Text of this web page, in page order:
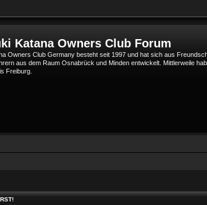
Katana Owners Club Forum
Owners Club Germany besteht seit 1997 und hat sich aus
aus dem Raum Osnabrück und Minden entwickelt. Mittlerweile
Freiburg.